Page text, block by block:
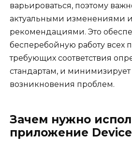
варьироваться, поэтому
актуальными изменениями и
рекомендациями. Это
бесперебойную работу всех
требующих соответствия
стандартам, и
возникновения проблем.
Зачем нужно
приложение